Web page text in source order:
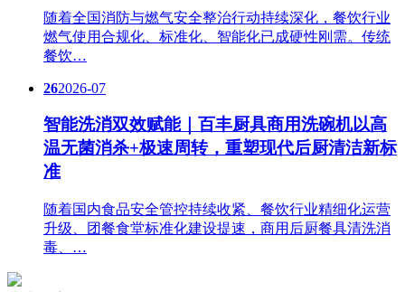
随着全国消防与燃气安全整治行动持续深化，餐饮行业
燃气使用合规化、标准化、智能化已成硬性刚需。传统
餐饮…
262026-07
智能洗消双效赋能｜百丰厨具商用洗碗机以高
温无菌消杀+极速周转，重塑现代后厨清洁新标
准
随着国内食品安全管控持续收紧、餐饮行业精细化运营
升级、团餐食堂标准化建设提速，商用后厨餐具清洗消
毒、…